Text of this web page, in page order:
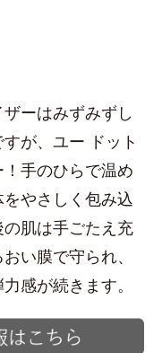
ーはみずみずし
が、ユー ドット
手のひらで温め
やさしく包み込
肌は手ごたえ充
い膜で守られ、
感が続きます。